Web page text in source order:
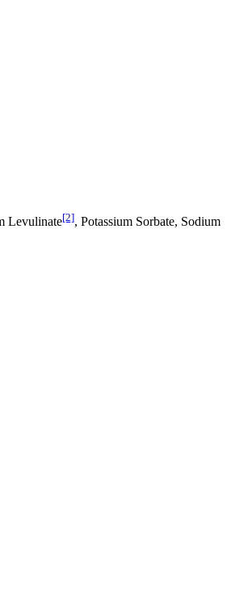
Levulinate[2], Potassium Sorbate, Sodium